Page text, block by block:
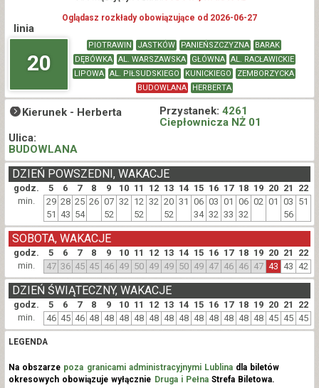
Oglądasz rozkłady obowiązujące od 2026-06-27
linia
20
PIOTRAWIN JASTKÓW PANIEŃSZCZYZNA
BARAK
DĘBÓWKA
AL. WARSZAWSKA GŁÓWNA
AL. RACŁAWICKIE
LIPOWA
AL. PIŁSUDSKIEGO KUNICKIEGO
ZEMBORZYCKA
BUDOWLANA
HERBERTA
Kierunek - Herberta Przystanek: 4261
Ciepłownicza NŻ 01
Ulica:
BUDOWLANA
godz. 5 6 7 8 9 10 11 12 13 14 15 16 17 18 19 20 21 22
DZIEŃ POWSZEDNI, WAKACJE
min.
29
51
28
43
25
54
26 07
52
32 12
52
32 20
52
31 06
34
03
32
01
33
06
32
02 01 03
56
51
godz. 5 6 7 8 9 10 11 12 13 14 15 16 17 18 19 20 21 22
SOBOTA, WAKACJE
min. 47 36 45 45 46 49 50 49 49 50 49 47 46 46 47 43 43 42
godz. 5 6 7 8 9 10 11 12 13 14 15 16 17 18 19 20 21 22
DZIEŃ ŚWIĄTECZNY, WAKACJE
min. 46 45 46 48 48 48 48 48 48 48 48 48 48 48 48 45 45 45
LEGENDA
Na obszarze poza granicami administracyjnymi Lublinadla biletów
okresowych obowiązuje wyłącznie Druga i PełnaStrefa Biletowa.